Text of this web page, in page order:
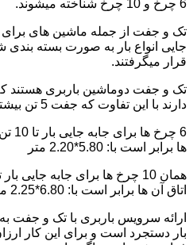
6 چرخ و 10 چرخ شناخته میشوند.
تک و جفت از جمله ماشین های برای
جایی انواع بار به صورت بسته بندی
قرار میگرفتند.
تک و جفت دوماشین باربری هستند
دارند با این تفاوت که جفت 5 تن بیشتر از تک بار حمل میکند.
6
ها برابر است با: 5.80*2.20 متر
اتاق آن ها برابر است با: 6.80*2.25 متر
ارائه سرویس باربری با تک و جفت
بار دستجرد است و برای این کار